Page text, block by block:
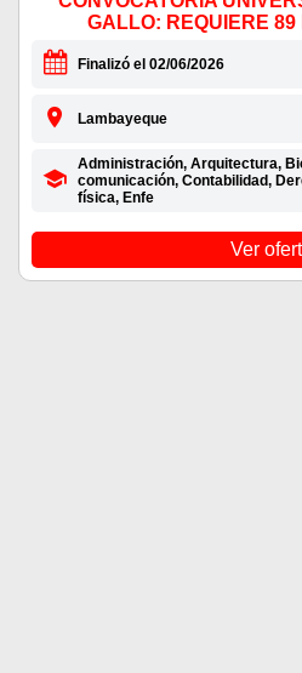
GALLO: REQUIERE
Finalizó el 02/06/2026
Lambayeque
Administración, Arquitectura,
comunicación, Contabilidad,
física, Enfe
Ver